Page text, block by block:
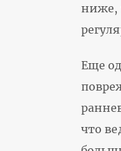
ниже,
Еще
что